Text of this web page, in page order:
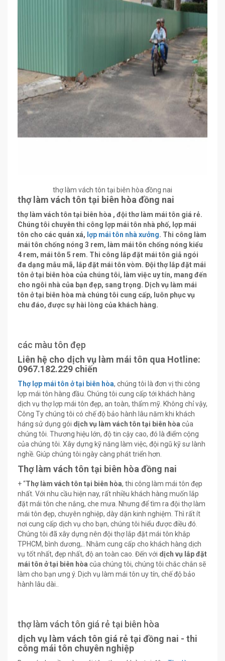
thợ làm vách tôn tại biên hòa đồng nai
thợ làm vách tôn tại biên hòa đồng nai
thợ làm vách tôn tại biên hòa , đội thơ làm mái tôn giá rẻ.
Chúng tôi chuyên thi công lợp mái tôn nhà phố, lợp mái
tôn cho các quán xá, lợp mái tôn nhà xưởng. Thi công làm
mái tôn chống nóng 3 rem, làm mái tôn chống nóng kiểu
4 rem, mái tôn 5 rem. Thi công lắp đặt mái tôn giả ngói
đa dạng mẫu mã, lắp đặt mái tôn vòm. Đội thợ lắp đặt mái
tôn ở tại biên hòa của chúng tôi, làm việc uy tín, mang đến
cho ngôi nhà của bạn đẹp, sang trọng. Dịch vụ làm mái
tôn ở tại biên hòa mà chúng tôi cung cấp, luôn phục vụ
chu đáo, được sự hài lòng của khách hàng.
các màu tôn đẹp
Liên hệ cho dịch vụ làm mái tôn qua Hotline:
0967.182.229 chiến
Thợ lợp mái tôn ở tại biên hòa, chúng tôi là đơn vị thi công
lợp mái tôn hàng đầu. Chúng tôi cung cấp tới khách hàng
dịch vụ thợ lợp mái tôn đẹp, an toàn, thẩm mỹ. Không chỉ vậy,
Công Ty chúng tôi có chế độ bảo hành lâu năm khi khách
háng sử dụng gói dịch vụ làm vách tôn tại biên hòa của
chúng tôi. Thương hiệu lớn, độ tin cậy cao, đó là điểm cộng
của chúng tôi. Xây dựng kỹ năng làm việc, đội ngũ kỹ sư lành
nghề. Giúp chúng tôi ngày càng phát triển hơn.
Thợ làm vách tôn tại biên hòa đồng nai
+ “Thợ làm vách tôn tại biên hòa, thi công làm mái tôn đẹp
nhất. Với nhu cầu hiện nay, rất nhiều khách hàng muốn lắp
đặt mái tôn che nắng, che mưa. Nhưng để tìm ra đội thợ làm
mái tôn đẹp, chuyên nghiệp, dày dặn kinh nghiệm. Thì rất ít
nơi cung cấp dịch vụ cho bạn, chúng tôi hiểu được điều đó.
Chúng tôi đã xây dựng nên đội thợ lắp đặt mái tôn khắp
TPHCM, bình dương,.. Nhằm cung cấp cho khách hàng dịch
vụ tốt nhất, đẹp nhất, độ an toàn cao. Đến với dịch vụ lắp đặt
mái tôn ở tại biên hòa của chúng tôi, chúng tôi chắc chắn sẽ
làm cho bạn ưng ý. Dịch vụ làm mái tôn uy tín, chế độ bảo
hành lâu dài..
thợ làm vách tôn giá rẻ tại biên hòa
dịch vụ làm vách tôn giá rẻ tại đồng nai - thi
công mái tôn chuyên nghiệp